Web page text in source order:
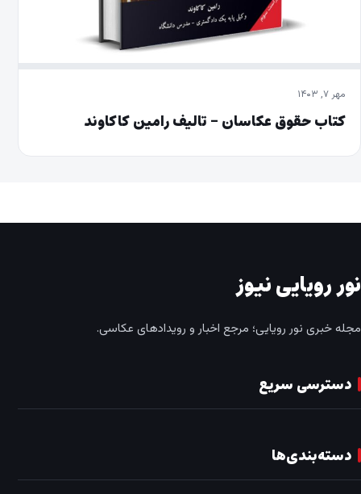
مهر ۷, ۱۴۰۳
کتاب حقوق عکاسان – تالیف رامین کاکاوند
نور رویایی نیوز
مجله خبری نور رویایی؛ مرجع اخبار و رویدادهای عکاسی.
دسترسی سریع
دسته‌بندی‌ها